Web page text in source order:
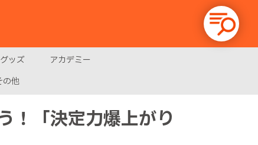
グッズ
アカデミー
の他
！「決定力爆上がり